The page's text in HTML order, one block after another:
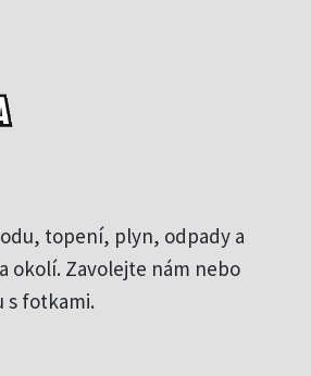
topení, plyn, odpady a
okolí. Zavolejte nám nebo
s fotkami.